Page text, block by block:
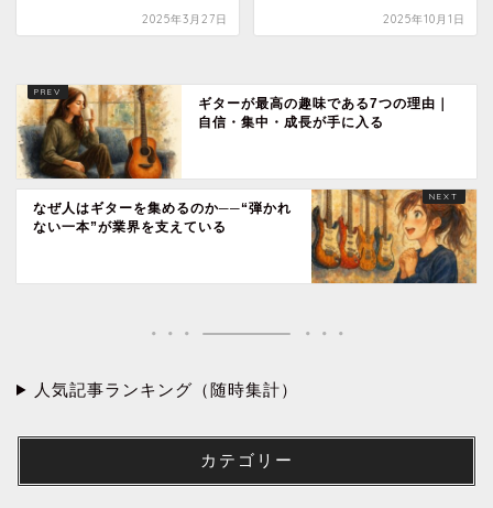
2025年3月27日 2025年10月1日
ギターが最高の趣味である7つの理由｜
自信・集中・成長が手に入る
なぜ人はギターを集めるのか──“弾かれ
ない一本”が業界を支えている
人気記事ランキング（随時集計）
カテゴリー